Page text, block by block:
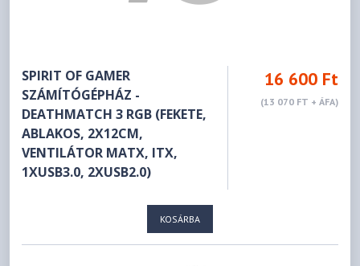
SPIRIT OF GAMER
SZÁMÍTÓGÉPHÁZ -
DEATHMATCH 3 RGB (FEKETE,
ABLAKOS, 2X12CM,
VENTILÁTOR MATX, ITX,
1XUSB3.0, 2XUSB2.0)
16 600 Ft
(13 070 FT + ÁFA)
KOSÁRBA